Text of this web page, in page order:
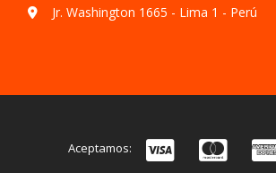
Jr. Washington 1665 - Lima 1 - Perú
Aceptamos: